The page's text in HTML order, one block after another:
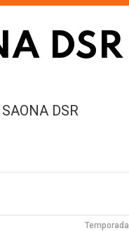
DSR
SAONA DSR
Temporada